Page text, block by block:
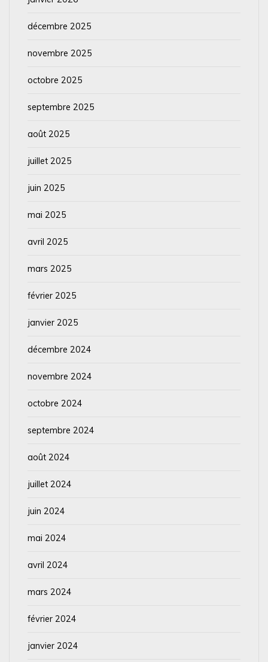
décembre 2025
novembre 2025
octobre 2025
septembre 2025
août 2025
juillet 2025
juin 2025
mai 2025
avril 2025
mars 2025
février 2025
janvier 2025
décembre 2024
novembre 2024
octobre 2024
septembre 2024
août 2024
juillet 2024
juin 2024
mai 2024
avril 2024
mars 2024
février 2024
janvier 2024